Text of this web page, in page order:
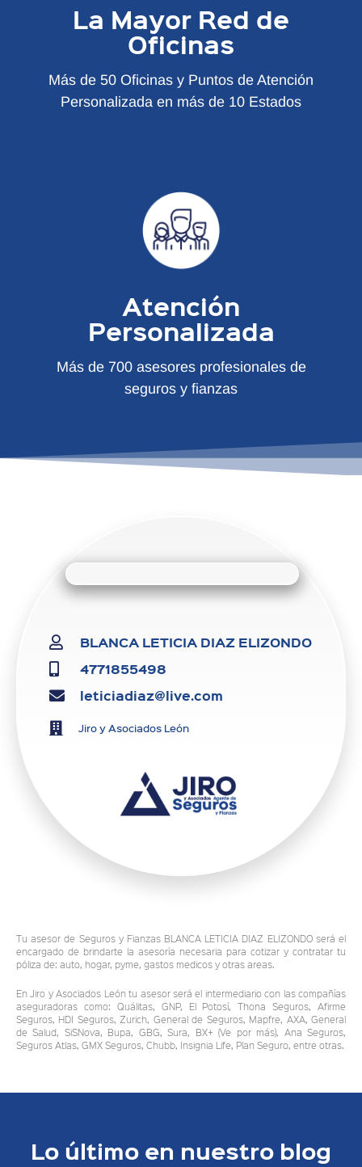
La Mayor Red de
Oficinas
Más de 50 Oficinas y Puntos de Atención
Personalizada en más de 10 Estados
Atención
Personalizada
Más de 700 asesores profesionales de
seguros y fianzas
BLANCA LETICIA DIAZ ELIZONDO
4771855498
leticiadiaz@live.com
Jiro y Asociados León
Tu asesor de Seguros y Fianzas BLANCA LETICIA DIAZ ELIZONDO será el
encargado de brindarte la asesoría necesaria para cotizar y contratar tu
póliza de: auto, hogar, pyme, gastos medicos y otras areas.
En Jiro y Asociados León tu asesor será el intermediario con las compañías
aseguradoras como: Quálitas, GNP, El Potosí, Thona Seguros, Afirme
Seguros, HDI Seguros, Zurich, General de Seguros, Mapfre, AXA, General
de Salud, SiSNova, Bupa, GBG, Sura, BX+ (Ve por más), Ana Seguros,
Seguros Atlas, GMX Seguros, Chubb, Insignia Life, Plan Seguro, entre otras.
Lo último en nuestro blog